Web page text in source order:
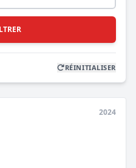
RÉINITIALISER
2024